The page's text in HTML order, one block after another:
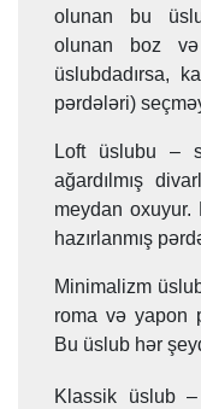
olunan bu
olunan boz
üslubdadırsa,
pərdələri)
Loft üslubu –
ağardılmış
meydan oxuyur.
hazırlanmış
Minimalizm
roma və yapon
Bu üslub hər
Klassik üslub –